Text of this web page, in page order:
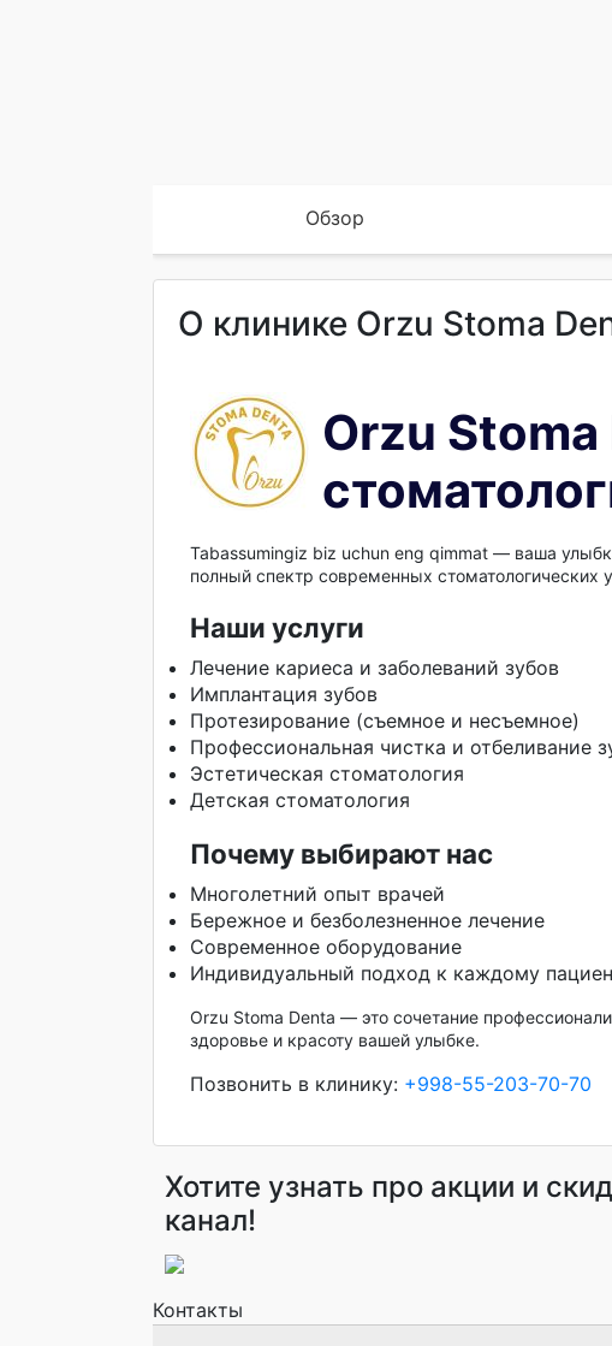
Обзор
О клинике Orzu Stoma
Orzu
Tabassumingiz biz uchun eng qimmat — ваша
полный спектр современных стоматологических
Наши услуги
Лечение кариеса и заболеваний зубов
Имплантация зубов
Протезирование (съемное и несъемное)
Профессиональная чистка и отбеливание
Эстетическая стоматология
Детская стоматология
Почему выбирают нас
Многолетний опыт врачей
Бережное и безболезненное лечение
Современное оборудование
Индивидуальный подход к каждому
Orzu Stoma Denta — это сочетание
здоровье и красоту вашей улыбке.
Позвонить в клинику: +998-55-203-70-70
Хотите узнать про акции и
канал!
Контакты